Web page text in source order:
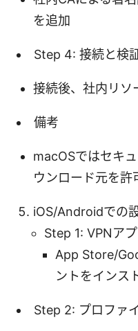
を追加
Step 4: 接続と検
接続後、社内リソ
備考
macOSではセキ
ウンロード元を許
iOS/Androidでの
Step 1: VPNア
App Store/
ントをインス
Step 2: プロファ